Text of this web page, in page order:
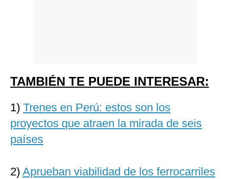
TAMBIÉN TE PUEDE INTERESAR:
1) Trenes en Perú: estos son los
proyectos que atraen la mirada de seis
países
2) Aprueban viabilidad de los ferrocarriles